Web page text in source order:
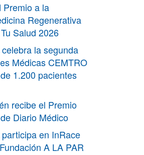
Premio a la
Regenerativa
Salud 2026
la segunda
Médicas CEMTRO
1.200 pacientes
recibe el Premio
Diario Médico
en InRace
A LA PAR